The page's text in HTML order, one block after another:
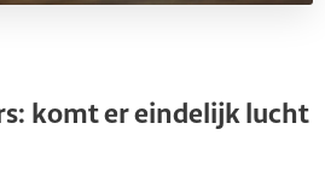
komt er eindelijk lucht